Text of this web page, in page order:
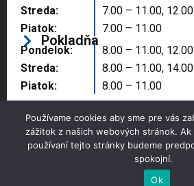
Streda:
Piatok:
7.00 – 11.00,
7.00 – 11.00
Pokladňa
Pondelok:
Streda:
Piatok:
8.00 – 11.00,
8.00 – 11.00,
8.00 – 11.00
Copyright © 2025 Správa
Partizánske
Používame cookies aby sme pre vás
zážitok z našich webových stránok.
používaní tejto stránky budeme
spokojní.
Ok